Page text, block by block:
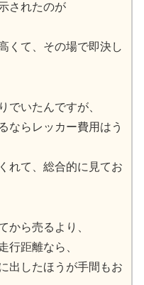
されたのが
くて、その場で即決し
でいたんですが、
ならレッカー費用はう
れて、総合的に見てお
から売るより、
行距離なら、
出したほうが手間もお